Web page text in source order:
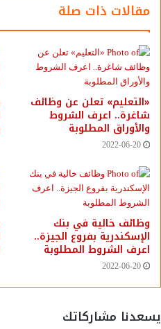
شارك هذا الموضوع:
فيس بوك
معجب بهذه:
مقالات ذات صلة
«التعليم» تعلن عن وظائف
شاغرة.. اعرف الشروط
والأوراق المطلوبة
2022-06-20
وظائف خالية في بنك
الإسكندرية بفروع الجيزة..
اعرف الشروط المطلوبة
2022-06-20
يسعدنا مشاركاتك